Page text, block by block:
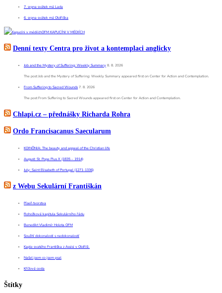
7. srpna svátek má Lada
6. srpna svátek má Oldřiška
OFM KAPUCÍNI V MÉDIÍCH
Denní texty Centra pro život a kontemplaci anglicky
Job and the Mystery of Suffering: Weekly Summary 8. 8. 2026
The post Job and the Mystery of Suffering: Weekly Summary appeared first on Center for Action and Contemplation.
From Suffering to Sacred Wounds 7. 8. 2026
The post From Suffering to Sacred Wounds appeared first on Center for Action and Contemplation.
Chlapi.cz – přednášky Richarda Rohra
Ordo Francisacanus Saecularum
KOINÕNIA: The beauty and appeal of the Christian life
August: St. Pope Pius X (1835 – 1914)
July: Saint Elisabeth of Portugal (1271-1336)
z Webu Sekulární Františkán
Píseň tvorstva
Rohožková kapitula Sekulárního řádu
Benedikt Vladimír Holota OFM
Soužití dokonalosti s nedokonalostí
Kaple svatého Františka z Assisi v Oldřiši.
Našel jsem co jsem psal
Křížová cesta
Štítky